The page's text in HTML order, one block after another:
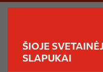
ŠIOJE
SLAPUKAI
M